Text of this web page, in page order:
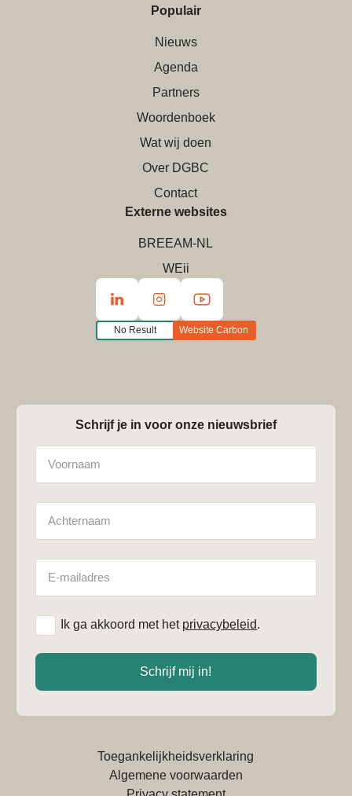
Populair
Nieuws
Agenda
Partners
Woordenboek
Wat wij doen
Over DGBC
Contact
Externe websites
BREEAM-NL
WEii
No Result Website Carbon
Schrijf je in voor onze nieuwsbrief
mailadres
Ik ga akkoord met het privacybeleid.
Schrijf mij in!
Toegankelijkheidsverklaring
Algemene voorwaarden